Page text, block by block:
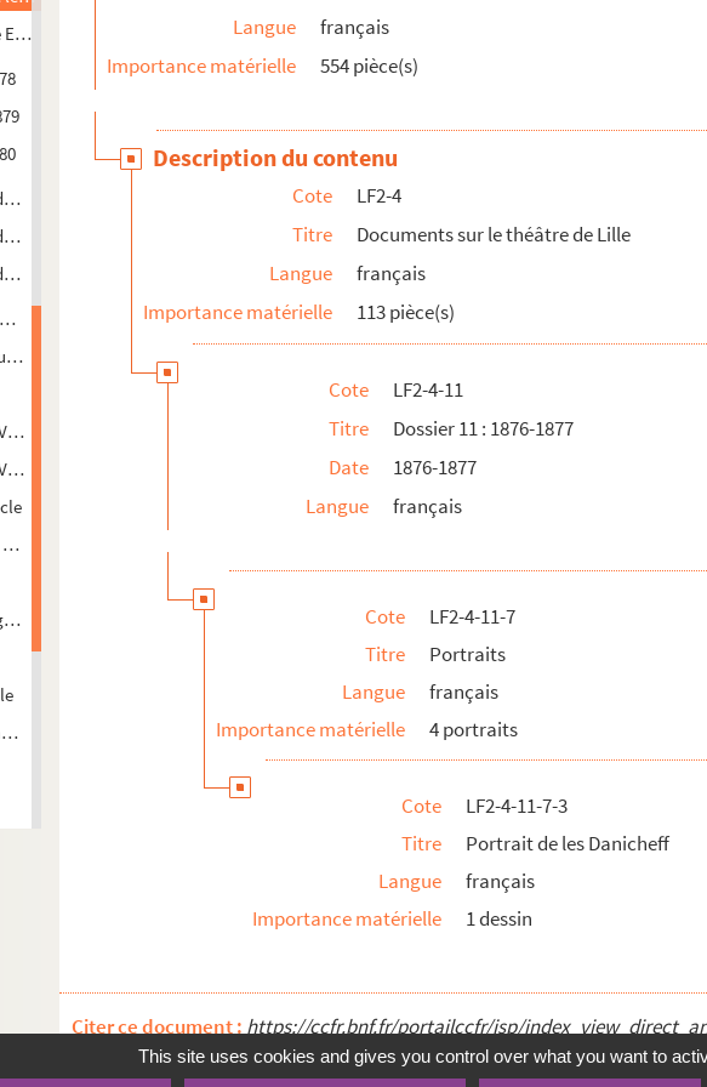
Marck, directeur des théâtres d'Angers
Lille
Lille
Lille
brochures
- Notices sur des personnalités lilloises
siècles
siècles
tableaux
dessins
photographies, dessins
Langue
français
Importance matérielle
554 pièce(s)
Description du contenu
Cote
LF2-4
Titre
Documents sur le théâtre de Lille
Langue
français
Importance matérielle
113 pièce(s)
Cote
LF2-4-11
Titre
Dossier 11 : 1876-1877
Date
1876-1877
Langue
français
Cote
LF2-4-11-7
Titre
Portraits
Langue
français
Importance matérielle
4 portraits
Cote
LF2-4-11-7-3
Titre
Portrait de les Danicheff
Langue
français
Importance matérielle
1 dessin
Citer ce document : https://ccfr.bnf.fr/portailccfr/jsp/
This site uses cookies and gives you control over what you want to